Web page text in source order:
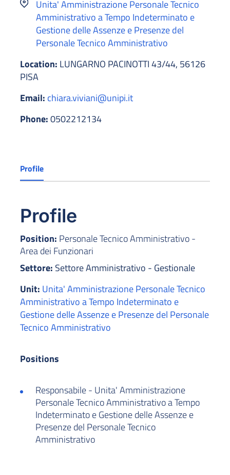
Unita' Amministrazione Personale Tecnico
Amministrativo a Tempo Indeterminato e
Gestione delle Assenze e Presenze del
Personale Tecnico Amministrativo
Location: LUNGARNO PACINOTTI 43/44, 56126
PISA
Email: chiara.viviani@unipi.it
Phone:0502212134
Profile
Profile
Position: Personale Tecnico Amministrativo -
Area dei Funzionari
Settore: Settore Amministrativo - Gestionale
Unit: Unita' Amministrazione Personale Tecnico
Amministrativo a Tempo Indeterminato e
Gestione delle Assenze e Presenze del Personale
Tecnico Amministrativo
Positions
Responsabile - Unita' Amministrazione
Personale Tecnico Amministrativo a Tempo
Indeterminato e Gestione delle Assenze e
Presenze del Personale Tecnico
Amministrativo